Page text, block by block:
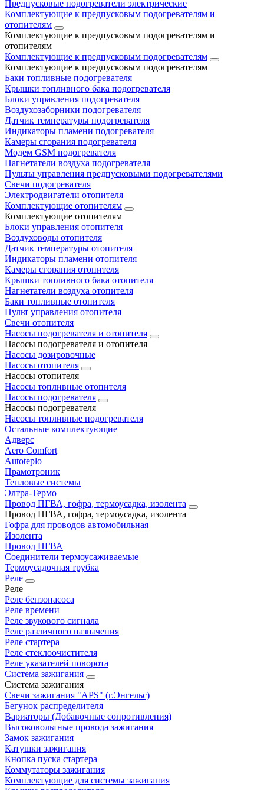
Предпусковые подогреватели электрические
Комплектующие к предпусковым подогревателям и
отопителям
Комплектующие к предпусковым подогревателям и
отопителям
Комплектующие к предпусковым подогревателям
Комплектующие к предпусковым подогревателям
Баки топливные подогревателя
Крышки топливного бака подогревателя
Блоки управления подогревателя
Воздухозаборники подогревателя
Датчик температуры подогревателя
Индикаторы пламени подогревателя
Камеры сгорания подогревателя
Модем GSM подогревателя
Нагнетатели воздуха подогревателя
Пульты управления предпусковыми подогревателями
Свечи подогревателя
Электродвигатели отопителя
Комплектующие отопителям
Комплектующие отопителям
Блоки управления отопителя
Воздуховоды отопителя
Датчик температуры отопителя
Индикаторы пламени отопителя
Камеры сгорания отопителя
Крышки топливного бака отопителя
Нагнетатели воздуха отопителя
Баки топливные отопителя
Пульт управления отопителя
Свечи отопителя
Насосы подогревателя и отопителя
Насосы подогревателя и отопителя
Насосы дозировочные
Насосы отопителя
Насосы отопителя
Насосы топливные отопителя
Насосы подогревателя
Насосы подогревателя
Насосы топливные подогревателя
Остальные комплектующие
Адверс
Aero Comfort
Autoteplo
Прамотроник
Тепловые системы
Элтра-Термо
Провод ПГВА, гофра, термоусадка, изолента
Провод ПГВА, гофра, термоусадка, изолента
Гофра для проводов автомобильная
Изолента
Провод ПГВА
Соединители термоусаживаемые
Термоусадочная трубка
Реле
Реле
Реле бензонасоса
Реле времени
Реле звукового сигнала
Реле различного назначения
Реле стартера
Реле стеклоочистителя
Реле указателей поворота
Система зажигания
Система зажигания
Свечи зажигания "APS" (г.Энгельс)
Бегунок распределителя
Вариаторы (Добавочные сопротивления)
Высоковольтные провода зажигания
Замок зажигания
Катушки зажигания
Кнопка пуска стартера
Коммутаторы зажигания
Комплектующие для системы зажигания